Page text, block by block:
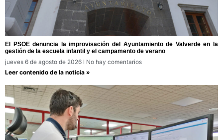
El PSOE denuncia la improvisación del Ayuntamiento de Valverde en la
gestión de la escuela infantil y el campamento de verano
jueves 6 de agosto de 2026
No hay comentarios
Leer contenido de la noticia »